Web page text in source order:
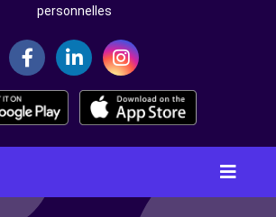
personnelles